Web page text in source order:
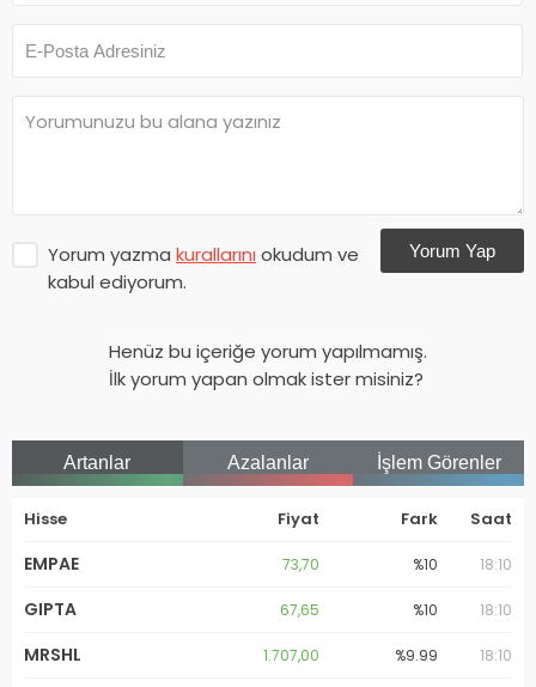
Yorum yazma kurallarını okudum ve
kabul ediyorum.
Yorum Yap
Henüz bu içeriğe yorum yapılmamış.
İlk yorum yapan olmak ister misiniz?
Artanlar Azalanlar İşlem Görenler
Hisse Fiyat Fark Saat
EMPAE 73,70 %10 18:10
GIPTA 67,65 %10 18:10
MRSHL 1.707,00 %9.99 18:10